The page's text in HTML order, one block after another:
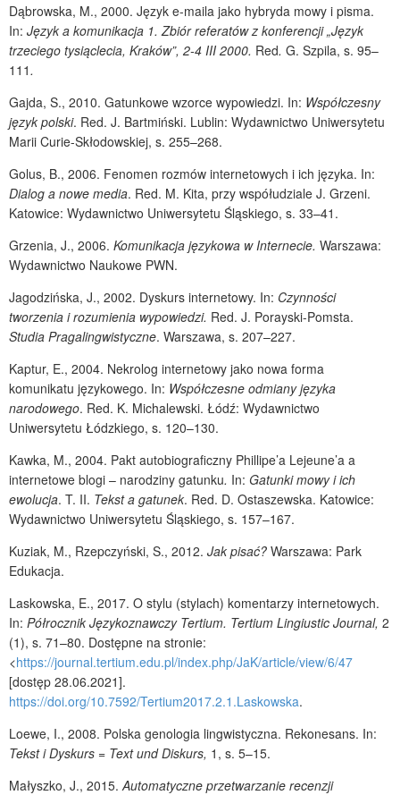
Dąbrowska, M., 2000. Język e-maila jako hybryda mowy i pisma.
In: Język a komunikacja 1. Zbiór referatów z konferencji „Język
trzeciego tysiąclecia, Kraków”, 2-4 III 2000. Red. G. Szpila, s. 95–
111 .
Gajda, S., 2010. Gatunkowe wzorce wypowiedzi. In: Współczesny
język polski. Red. J. Bartmiński. Lublin: Wydawnictwo Uniwersytetu
Marii Curie-Skłodowskiej, s. 255–268.
Golus, B., 2006. Fenomen rozmów internetowych i ich języka. In:
Dialog a nowe media. Red. M. Kita, przy współudziale J. Grzeni.
Katowice: Wydawnictwo Uniwersytetu Śląskiego, s. 33–41.
Grzenia, J., 2006. Komunikacja językowa w Internecie. Warszawa:
Wydawnictwo Naukowe PWN.
Jagodzińska, J., 2002. Dyskurs internetowy. In: Czynności
tworzenia i rozumienia wypowiedzi. Red. J. Porayski-Pomsta.
Studia Pragalingwistyczne. Warszawa, s. 207–227.
Kaptur, E., 2004. Nekrolog internetowy jako nowa forma
komunikatu językowego. In: Współczesne odmiany języka
narodowego. Red. K. Michalewski. Łódź: Wydawnictwo
Uniwersytetu Łódzkiego, s. 120–130.
Kawka, M., 2004. Pakt autobiograficzny Phillipe’a Lejeune’a a
internetowe blogi – narodziny gatunku. In: Gatunki mowy i ich
ewolucja. T. II. Tekst a gatunek. Red. D. Ostaszewska. Katowice:
Wydawnictwo Uniwersytetu Śląskiego, s. 157–167.
Kuziak, M., Rzepczyński, S., 2012. Jak pisać? Warszawa: Park
Edukacja.
Laskowska, E., 2017. O stylu (stylach) komentarzy internetowych.
In: Półrocznik Językoznawczy Tertium. Tertium Lingiustic Journal, 2
(1), s. 71–80. Dostępne na stronie:
<https://journal.tertium.edu.pl/index.php/JaK/article/view/6/47
[dostęp 28.06.2021].
https://doi.org/10.7592/Tertium2017.2.1.Laskowska.
Loewe, I., 2008. Polska genologia lingwistyczna. Rekonesans. In:
Tekst i Dyskurs = Text und Diskurs, 1, s. 5–15.
Małyszko, J., 2015. Automatyczne przetwarzanie recenzji